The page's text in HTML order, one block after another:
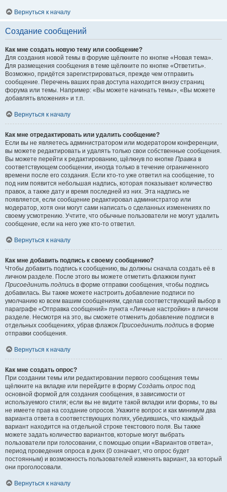
Вернуться к началу
Создание сообщений
Как мне создать новую тему или сообщение?
Для создания новой темы в форуме щёлкните по кнопке «Новая тема».
Для размещения сообщения в теме щёлкните по кнопке «Ответить».
Возможно, придётся зарегистрироваться, прежде чем отправить
сообщение. Перечень ваших прав доступа находится внизу страниц
форума или темы. Например: «Вы можете начинать темы», «Вы можете
добавлять вложения» и т.п.
Вернуться к началу
Как мне отредактировать или удалить сообщение?
Если вы не являетесь администратором или модератором конференции,
вы можете редактировать и удалять только свои собственные сообщения.
Вы можете перейти к редактированию, щёлкнув по кнопке Правка в
соответствующем сообщении, иногда только в течение ограниченного
времени после его создания. Если кто-то уже ответил на сообщение, то
под ним появится небольшая надпись, которая показывает количество
правок, а также дату и время последней из них. Эта надпись не
появляется, если сообщение редактировал администратор или
модератор, хотя они могут сами написать о сделанных изменениях по
своему усмотрению. Учтите, что обычные пользователи не могут удалить
сообщение, если на него уже кто-то ответил.
Вернуться к началу
Как мне добавить подпись к своему сообщению?
Чтобы добавить подпись к сообщению, вы должны сначала создать её в
личном разделе. После этого вы можете отметить флажком пункт
Присоединить подпись в форме отправки сообщения, чтобы подпись
добавилась. Вы также можете настроить добавление подписи по
умолчанию ко всем вашим сообщениям, сделав соответствующий выбор в
параграфе «Отправка сообщений» пункта «Личные настройки» в личном
разделе. Несмотря на это, вы сможете отменить добавление подписи в
отдельных сообщениях, убрав флажок Присоединить подпись в форме
отправки сообщения.
Вернуться к началу
Как мне создать опрос?
При создании темы или редактировании первого сообщения темы
щёлкните на вкладке или перейдите в форму Создать опрос под
основной формой для создания сообщения, в зависимости от
используемого стиля; если вы не видите такой вкладки или формы, то вы
не имеете прав на создание опросов. Укажите вопрос и как минимум два
варианта ответа в соответствующих полях, убедившись, что каждый
вариант находится на отдельной строке текстового поля. Вы также
можете задать количество вариантов, которые могут выбрать
пользователи при голосовании, с помощью опции «Вариантов ответа»,
период проведения опроса в днях (0 означает, что опрос будет
постоянным) и возможность пользователей изменять вариант, за который
они проголосовали.
Вернуться к началу